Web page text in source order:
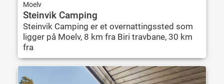
Moelv
Steinvik Camping
Steinvik Camping er et overnattingssted som
ligger på Moelv, 8 km fra Biri travbane, 30 km
fra